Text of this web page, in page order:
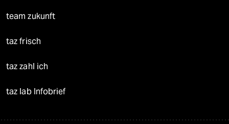
team zukunft
taz frisch
taz zahl ich
taz lab Infobrief